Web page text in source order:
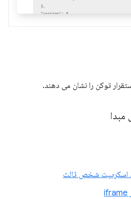
توکن را نشان می دهند.
مبدا
اسکریپت شخص ثالث